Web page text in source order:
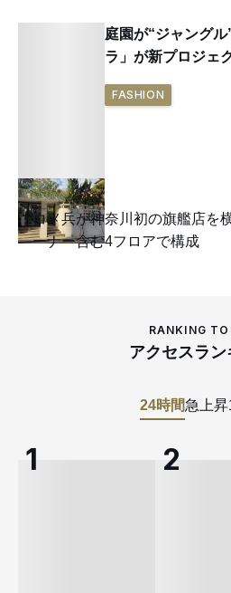
庭園が“ジャング
ラ」が新プロジェ
FASHION
コメ兵が神奈川初の旗艦店を
ーナー含む4フロアで構成
RANKING
アクセスラン
24時間急上昇